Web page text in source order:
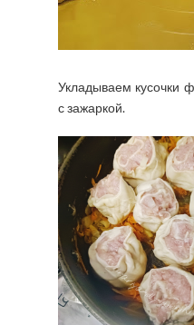
Укладываем кусочки
с зажаркой.